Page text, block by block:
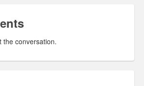
the conversation.